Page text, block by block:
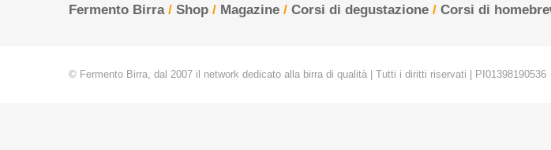
Fermento Birra/ Shop / Magazine / Corsi di degustazione / Corsi di
© Fermento Birra, dal 2007 il network dedicato alla birra di qualità | Tutti i diritti riservati | PI01398190536